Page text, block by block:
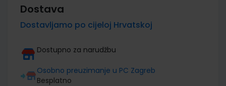
Dostava
Dostavljamo po cijeloj Hrvatskoj
Dostupno za narudžbu
Osobno preuzimanje u PC Zagreb
Besplatno